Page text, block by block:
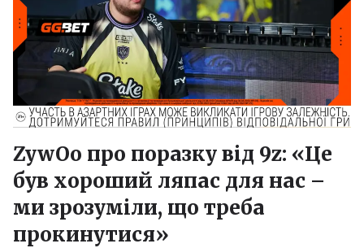
ZywOo про поразку від 9z: «Це
був хороший ляпас для нас –
ми зрозуміли, що треба
прокинутися»